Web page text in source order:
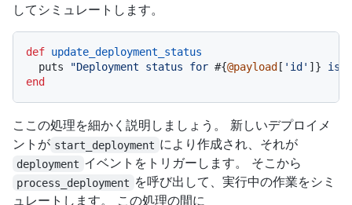
してシミュレートします。
def update_deployment_status
  puts
"Deployment status for #{@payload [ 'id' ]} is
end
ここの処理を細かく説明しましょう。 新しいデプロイメ
ントが start_deployment により作成され、それが
deployment イベントをトリガーします。 そこから
process_deployment を呼び出して、実行中の作業をシミ
ュレートします。 この処理の間に